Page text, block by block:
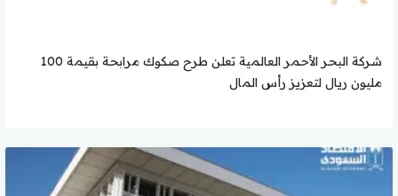
شركة البحر الأحمر العالمية تعلن طرح صكوك مرابحة بقيمة 100
مليون ريال لتعزيز رأس المال